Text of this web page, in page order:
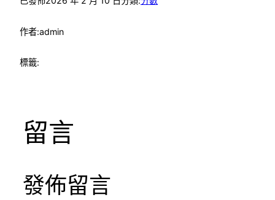
作者:admin
標籤:
留言
發佈留言